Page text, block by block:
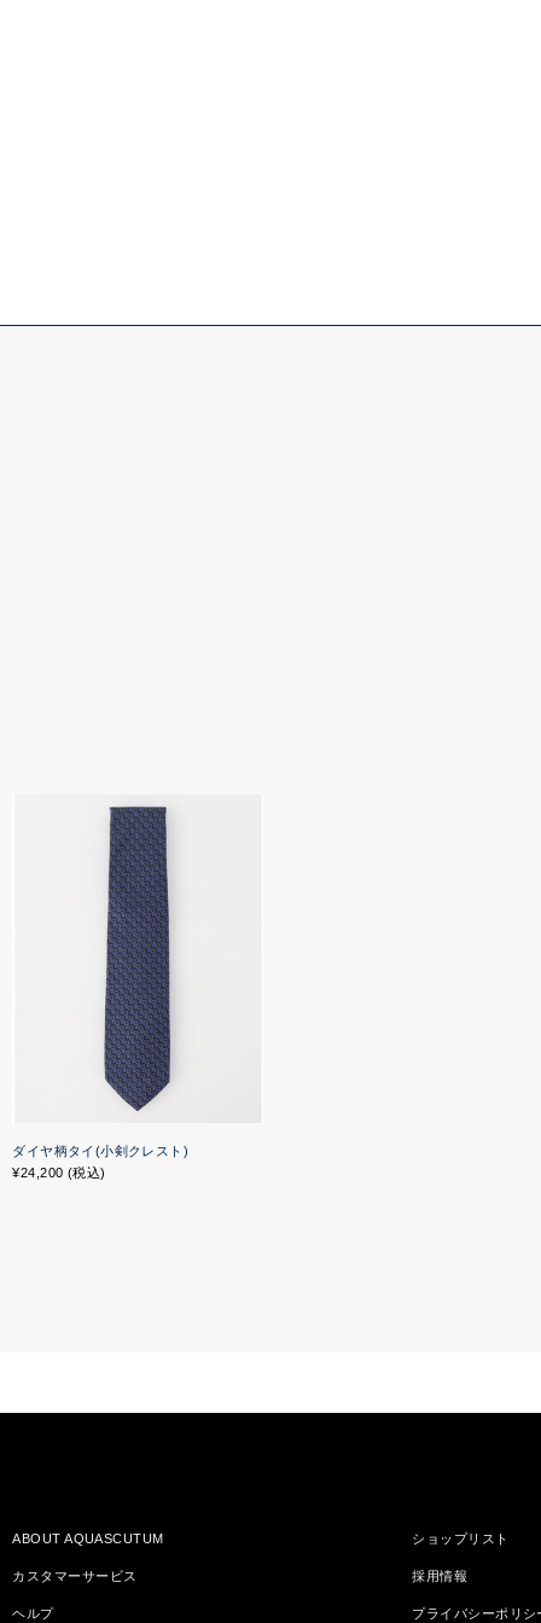
ダイヤ柄タイ(小剣クレスト)
¥24,200 (税込)
ABOUT AQUASCUTUM
カスタマーサービス
ヘルプ
ショップリスト
採用情報
プライバシーポリシ